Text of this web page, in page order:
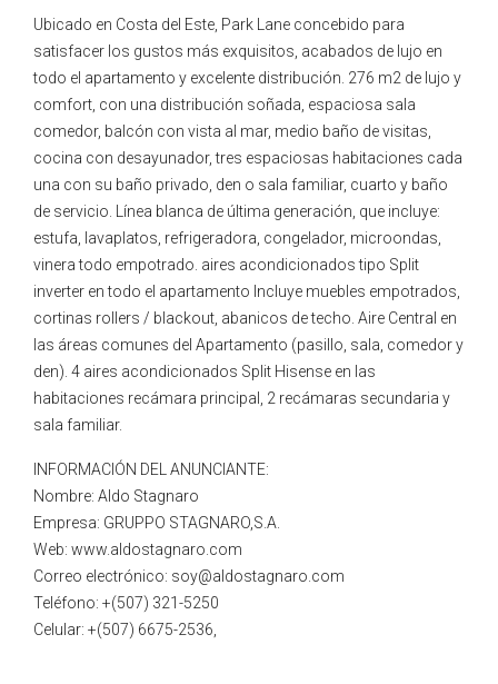
Ubicado en Costa del Este, Park Lane concebido para
satisfacer los gustos más exquisitos, acabados de lujo en
todo el apartamento y excelente distribución. 276 m2 de lujo y
comfort, con una distribución soñada, espaciosa sala
comedor, balcón con vista al mar, medio baño de visitas,
cocina con desayunador, tres espaciosas habitaciones cada
una con su baño privado, den o sala familiar, cuarto y baño
de servicio. Línea blanca de última generación, que incluye:
estufa, lavaplatos, refrigeradora, congelador, microondas,
vinera todo empotrado. aires acondicionados tipo Split
inverter en todo el apartamento Incluye muebles empotrados,
cortinas rollers / blackout, abanicos de techo. Aire Central en
las áreas comunes del Apartamento (pasillo, sala, comedor y
den). 4 aires acondicionados Split Hisense en las
habitaciones recámara principal, 2 recámaras secundaria y
sala familiar.
INFORMACIÓN DEL ANUNCIANTE:
Nombre: Aldo Stagnaro
Empresa: GRUPPO STAGNARO,S.A.
Web: www.aldostagnaro.com
Correo electrónico: soy@aldostagnaro.com
Teléfono: +(507) 321-5250
Celular: +(507) 6675-2536,